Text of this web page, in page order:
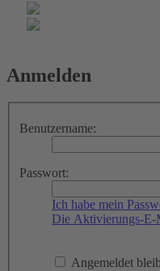
Anmelden
Benutzername:
Passwort:
Ich habe mein
Die Aktivierungs-E-
Angemeldet